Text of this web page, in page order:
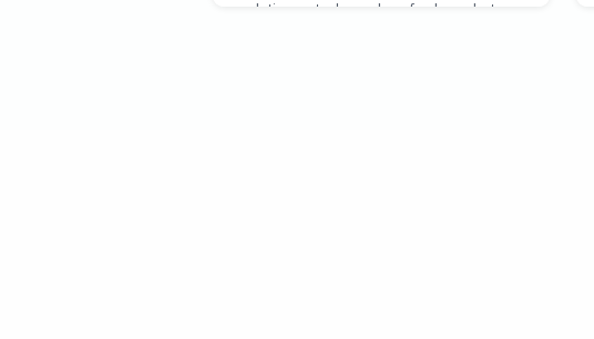
evolutie van taal en schreef onlangs het